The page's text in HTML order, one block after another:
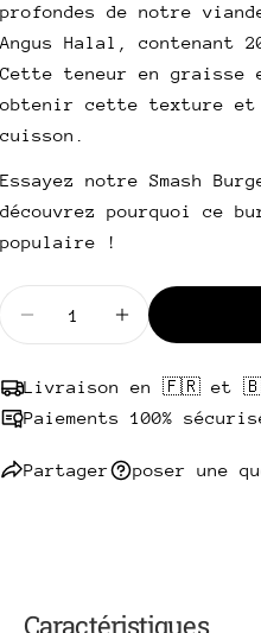
profondes de notre
Angus Halal, contenant
Cette teneur en graisse
obtenir cette texture et
cuisson.
Essayez notre Smash
découvrez pourquoi ce
populaire !
Diminuer la quantité
Augmenter
Livraison en 🇫🇷 et
Paiements 100%
Partager
Facebook
X Pinterest
poser une
Envoyer
Caractéristiques